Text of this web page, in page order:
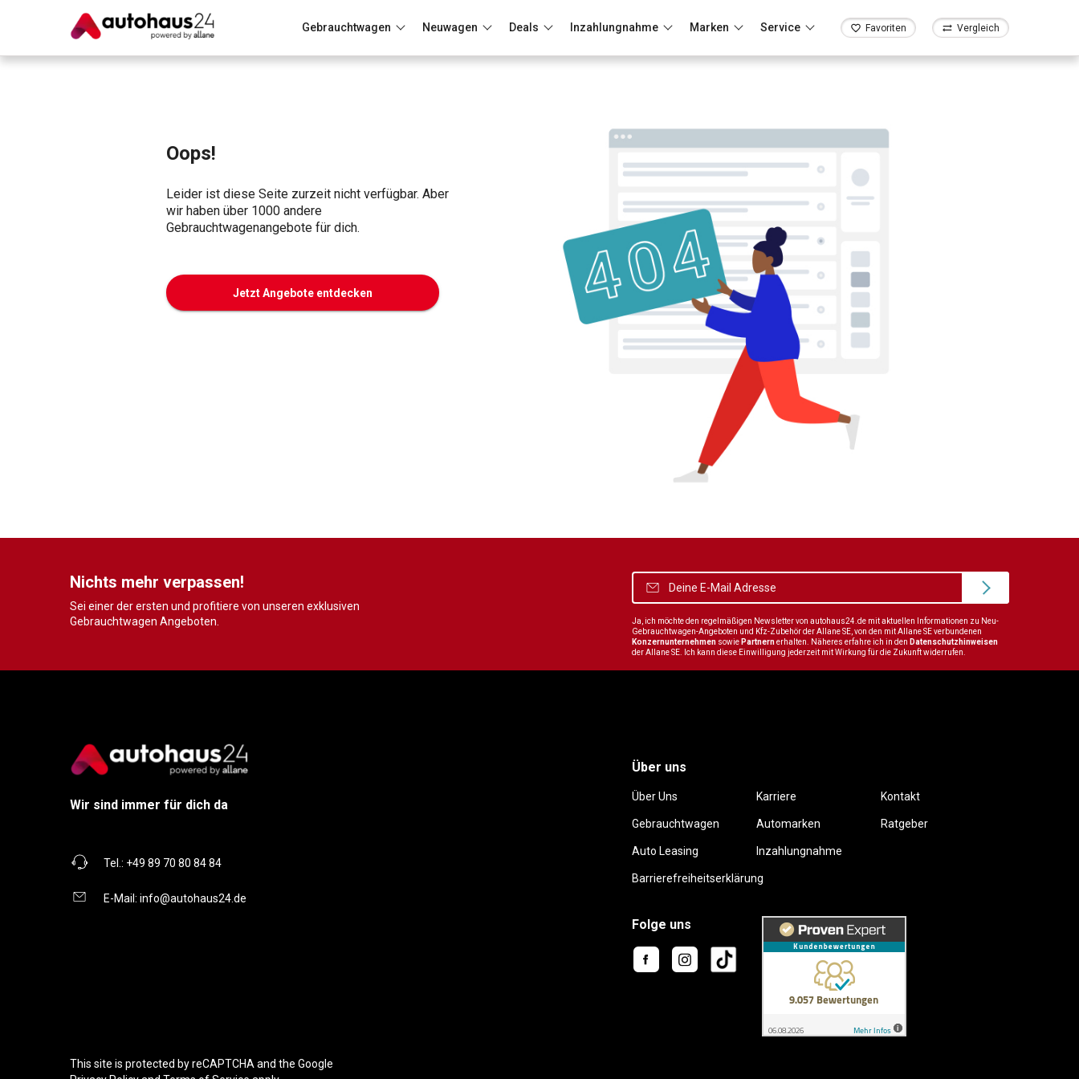
Gebrauchtwagen Neuwagen Deals Inzahlungnahme Marken Service Favoriten Vergleich
Oops!
Leider ist diese Seite zurzeit nicht verfügbar. Aber
wir haben über 1000 andere
Gebrauchtwagenangebote für dich.
Jetzt Angebote entdecken
Nichts mehr verpassen!
Sei einer der ersten und profitiere von unseren exklusiven
Gebrauchtwagen Angeboten.
Ja, ich möchte den regelmäßigen Newsletter von autohaus24.de mit aktuellen Informationen zu Neu-
Gebrauchtwagen-Angeboten und Kfz-Zubehör der Allane SE, von den mit Allane SE verbundenen
Konzernunternehmen sowie Partnernerhalten. Näheres erfahre ich in den Datenschutzhinweisen
der Allane SE. Ich kann diese Einwilligung jederzeit mit Wirkung für die Zukunft widerrufen.
Wir sind immer für dich da
Tel.: +49 89 70 80 84 84
E-Mail: info@autohaus24.de
Über uns
Über Uns Karriere Kontakt
Gebrauchtwagen Automarken Ratgeber
Auto Leasing Inzahlungnahme
Barrierefreiheitserklärung
Folge uns
This site is protected by reCAPTCHA and the Google